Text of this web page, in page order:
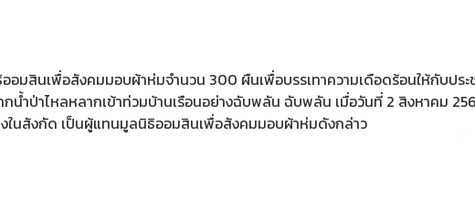
มสินเพื่อสังคมมอบผ้าห่มจำนวน 300 ผืนเพื่อบรรเทาความเดือดร้อนให้กับปร
กน้ำป่าไหลหลากเข้าท่วมบ้านเรือนอย่างฉับพลัน ฉับพลัน เมื่อวันที่ 2 สิงหาคม
ในสังกัด เป็นผู้แทนมูลนิธิออมสินเพื่อสังคมมอบผ้าห่มดังกล่าว